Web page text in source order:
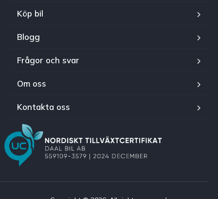
Köp bil
Blogg
Frågor och svar
Om oss
Kontakta oss